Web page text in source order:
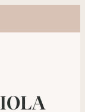
famille à Orléans